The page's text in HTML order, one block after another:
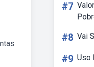
#7
#8 Vai
#9 Uso